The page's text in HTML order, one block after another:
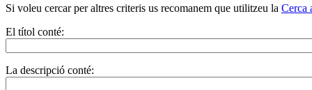
Si voleu cercar per altres criteris us recomanem que utilitzeu la Cerca
El títol conté:
La descripció conté: